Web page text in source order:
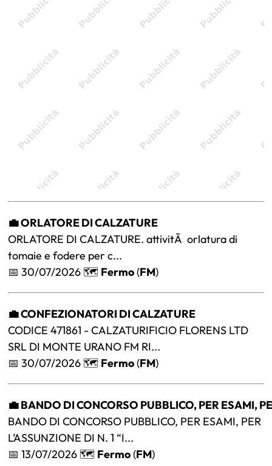
💼 ORLATORE DI CALZATURE
ORLATORE DI CALZATURE. attivitÃ orlatura di
tomaie e fodere per c...
📅 30/07/2026 🗺️ Fermo(FM)
💼 CONFEZIONATORI DI CALZATURE
CODICE 471861 - CALZATURIFICIO FLORENS LTD
SRL DI MONTE URANO FM RI...
📅 30/07/2026 🗺️ Fermo(FM)
💼 BANDO DI CONCORSO PUBBLICO, PER ESAMI,
BANDO DI CONCORSO PUBBLICO, PER ESAMI, PER
L’ASSUNZIONE DI N. 1 “I...
📅 13/07/2026 🗺️ Fermo(FM)